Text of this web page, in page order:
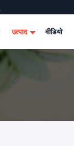
उत्पाद वीडियो